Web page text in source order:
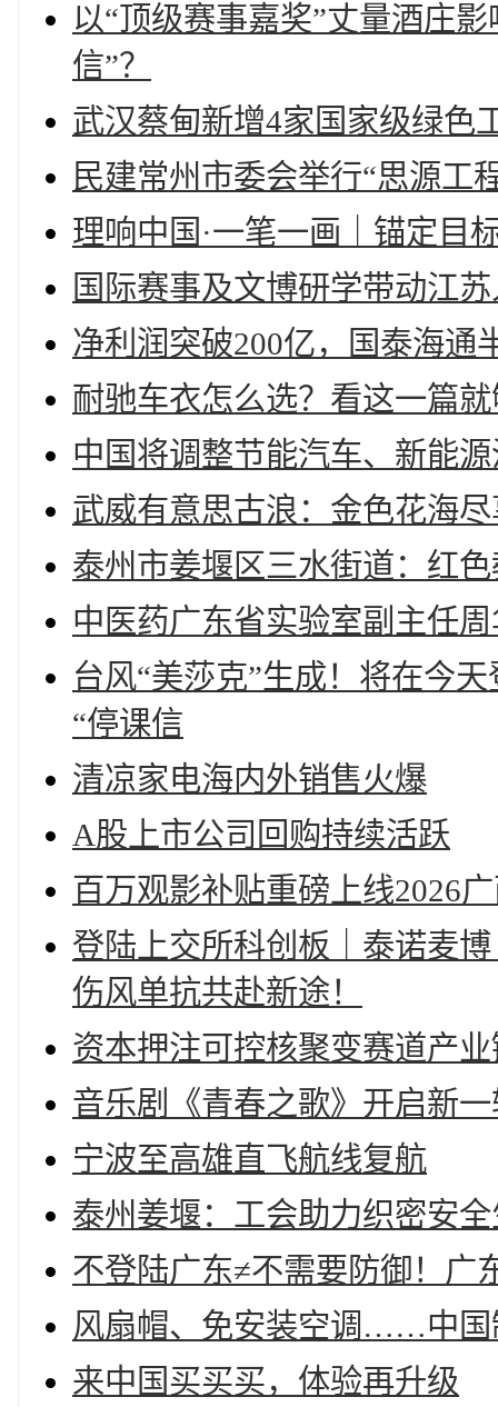
以“顶级赛事嘉奖”丈量酒庄
信”？
武汉蔡甸新增4家国家级绿色
民建常州市委会举行“思源
理响中国·一笔一画｜锚定目
国际赛事及文博研学带动江
净利润突破200亿，国泰海通
耐驰车衣怎么选？看这一篇
中国将调整节能汽车、新能
武威有意思古浪：金色花海
泰州市姜堰区三水街道：红
中医药广东省实验室副主任
台风“美莎克”生成！将在今
“停课信
清凉家电海内外销售火爆
A股上市公司回购持续活跃
百万观影补贴重磅上线2026
登陆上交所科创板｜泰诺麦
伤风单抗共赴新途！
资本押注可控核聚变赛道产
音乐剧《青春之歌》开启新
宁波至高雄直飞航线复航
泰州姜堰：工会助力织密安全
不登陆广东≠不需要防御！广
风扇帽、免安装空调……中国
来中国买买买，体验再升级